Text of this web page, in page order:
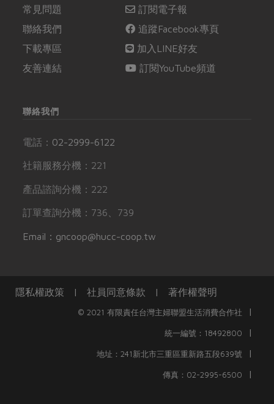
常見問題
聯絡我們
下載專區
友善連結
訂閱電子報
追蹤Facebook專頁
加入LINE好友
訂閱YouTube頻道
聯絡我們
電話： 02-2999-6122
社籍服務分機：221
產品諮詢分機：222
訂單查詢分機：736、739
Email：gncoop@hucc-coop.tw
隱私權政策 | 社員同意條款 | 著作權聲明
© 2021 有限責任台灣主婦聯盟生活消費合作社 |
統一編號：18492800 |
地址：241新北市三重區重新路五段639號 |
傳真：02-2995-6500 |